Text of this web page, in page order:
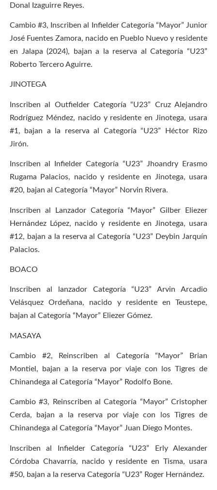
Donal Izaguirre Reyes.
Cambio #3, Inscriben al Infielder Categoría “Mayor” Junior
José Fuentes Zamora, nacido en Pueblo Nuevo y residente
en Jalapa (2024), bajan a la reserva al Categoría “U23”
Roberto Tercero Aguirre.
JINOTEGA
Inscriben al Outfielder Categoría “U23” Cruz Alejandro
Rodríguez Méndez, nacido y residente en Jinotega, usara
#1, bajan a la reserva al Categoría “U23” Héctor Rizo
Jirón.
Inscriben al Infielder Categoría “U23” Jhoandry Erasmo
Rugama Palacios, nacido y residente en Jinotega, usara
#20, bajan al Categoría “Mayor” Norvin Rivera.
Inscriben al Lanzador Categoría “Mayor” Gilber Eliezer
Hernández López, nacido y residente en Jinotega, usara
#12, bajan a la reserva al Categoría “U23” Deybin Jarquín
Palacios.
BOACO
Inscriben al lanzador Categoría “U23” Arvin Arcadio
Velásquez Ordeñana, nacido y residente en Teustepe,
bajan al Categoría “Mayor” Eliezer Gómez.
MASAYA
Cambio #2, Reinscriben al Categoría “Mayor” Brian
Montiel, bajan a la reserva por viaje con los Tigres de
Chinandega al Categoría “Mayor” Rodolfo Bone.
Cambio #3, Reinscriben al Categoría “Mayor” Cristopher
Cerda, bajan a la reserva por viaje con los Tigres de
Chinandega al Categoría “Mayor” Juan Diego Montes.
Inscriben al Infielder Categoría “U23” Erly Alexander
Córdoba Chavarría, nacido y residente en Tisma, usara
#50, bajan a la reserva Categoría “U23” Roger Hernández.